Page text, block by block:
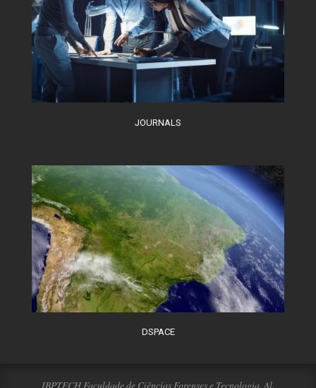
JOURNALS
DSPACE
IBPTECH Faculdade de Ciências Forenses e Tecnologia. Al.